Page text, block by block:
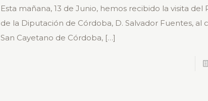
Esta mañana, 13 de Junio, hemos recibido la visita del
de la Diputación de Córdoba, D. Salvador Fuentes, al
San Cayetano de Córdoba, […]